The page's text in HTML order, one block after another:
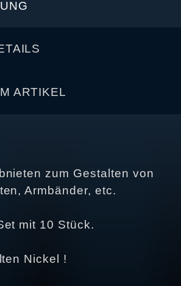
ARTIKEL
zum Gestalten von
Armbänder, etc.
mit 10 Stück.
Nickel !